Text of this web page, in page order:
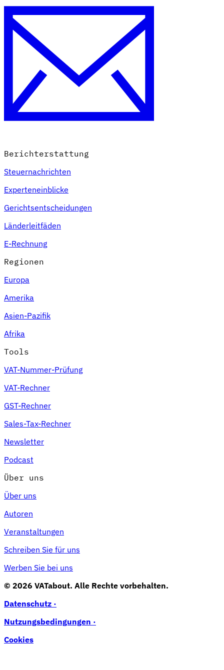
Berichterstattung
Steuernachrichten
Experteneinblicke
Gerichtsentscheidungen
Länderleitfäden
E-Rechnung
Regionen
Europa
Amerika
Asien-Pazifik
Afrika
Tools
VAT-Nummer-Prüfung
VAT-Rechner
GST-Rechner
Sales-Tax-Rechner
Newsletter
Podcast
Über uns
Über uns
Autoren
Veranstaltungen
Schreiben Sie für uns
Werben Sie bei uns
© 2026 VATabout. Alle Rechte vorbehalten.
Datenschutz ·
Nutzungsbedingungen ·
Cookies